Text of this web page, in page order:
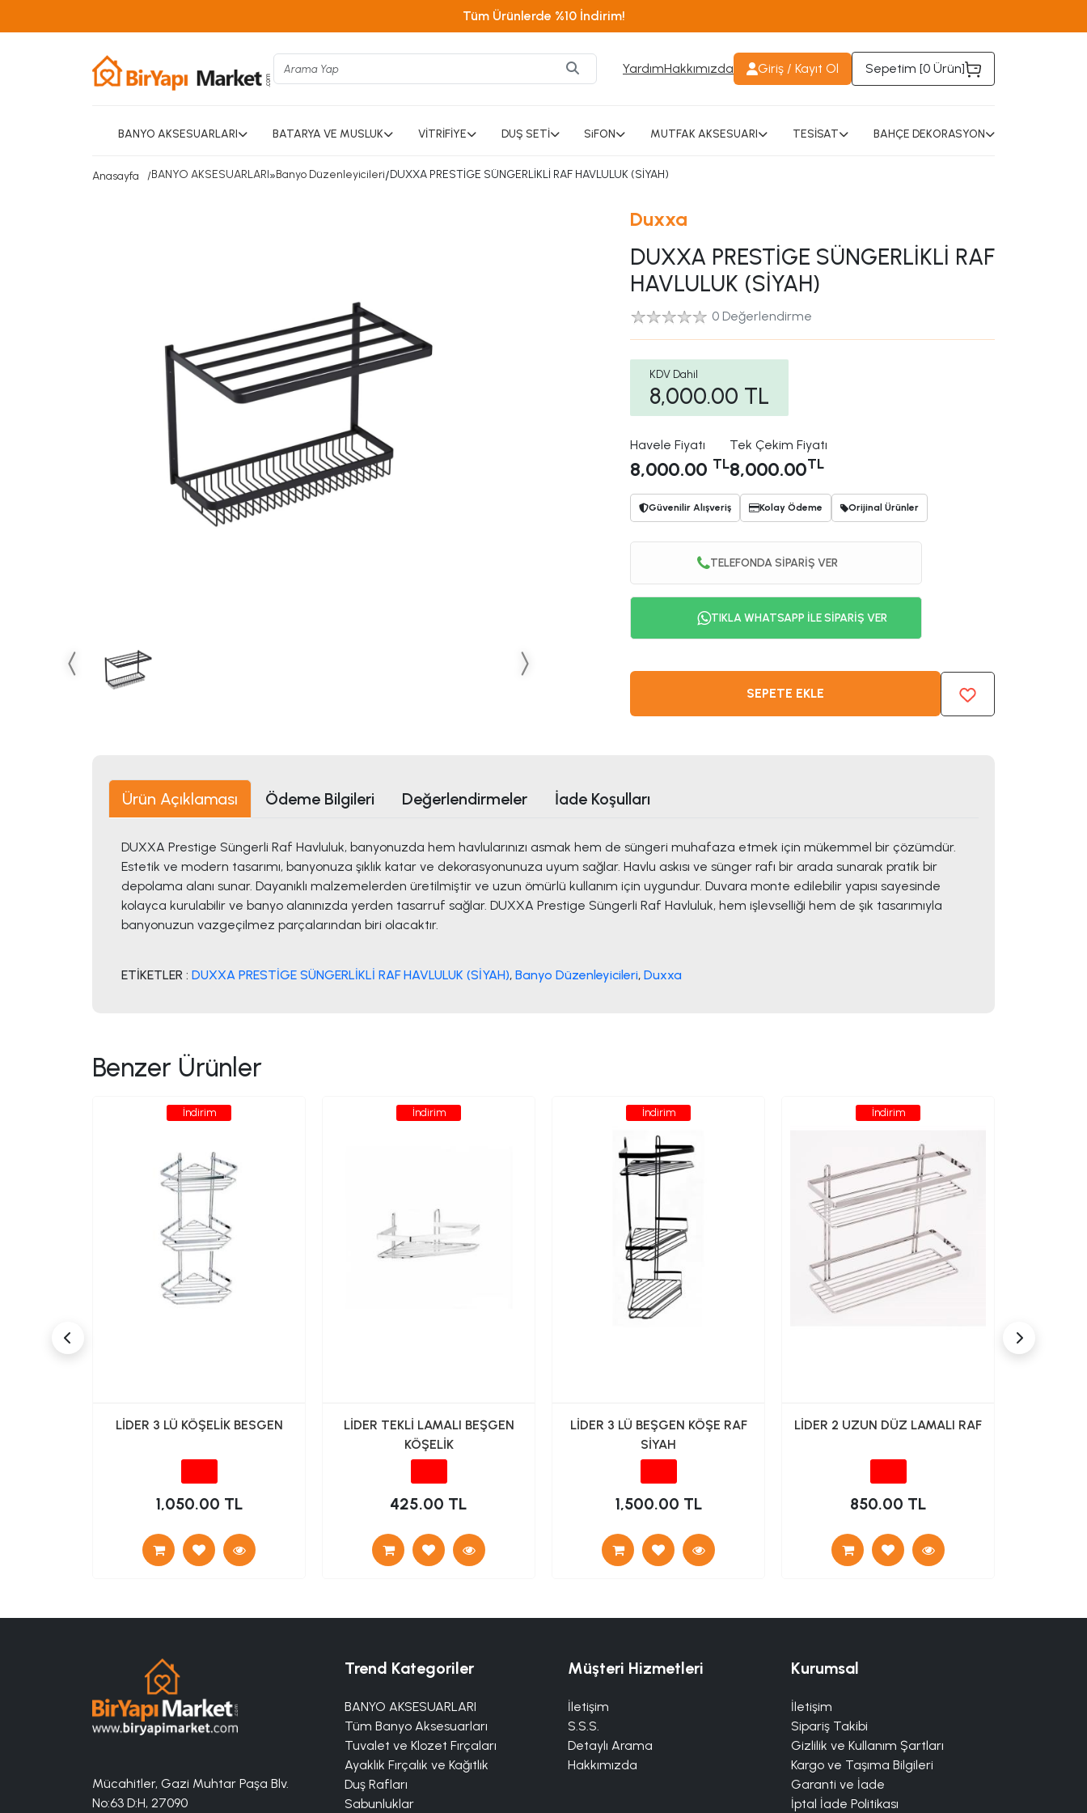
Tüm Ürünlerde %10 İndirim!
YardımHakkımızda Giriş / Kayıt Ol Sepetim [0 Ürün]
BANYO AKSESUARLARI BATARYA VE MUSLUK VİTRİFİYE DUŞ SETİ SiFON MUTFAK AKSESUARI TESİSAT BAHÇE DEKORASYON
Anasayfa BANYO AKSESUARLARI»Banyo Düzenleyicileri/DUXXA PRESTİGE SÜNGERLİKLİ RAF HAVLULUK (SİYAH)
Duxxa
DUXXA PRESTİGE SÜNGERLİKLİ RAF
HAVLULUK (SİYAH)
0 Değerlendirme
KDV Dahil
8,000.00 TL
Havele Fiyatı
8,000.00 TL
Tek Çekim Fiyatı
8,000.00TL
Güvenilir Alışveriş Kolay Ödeme Orijinal Ürünler
TELEFONDA SİPARİŞ VER
TIKLA WHATSAPP İLE SİPARİŞ VER
SEPETE EKLE
Ürün Açıklaması Ödeme Bilgileri Değerlendirmeler İade Koşulları
DUXXA Prestige Süngerli Raf Havluluk, banyonuzda hem havlularınızı asmak hem de süngeri muhafaza etmek için mükemmel bir çözümdür.
Estetik ve modern tasarımı, banyonuza şıklık katar ve dekorasyonunuza uyum sağlar. Havlu askısı ve sünger rafı bir arada sunarak pratik bir
depolama alanı sunar. Dayanıklı malzemelerden üretilmiştir ve uzun ömürlü kullanım için uygundur. Duvara monte edilebilir yapısı sayesinde
kolayca kurulabilir ve banyo alanınızda yerden tasarruf sağlar. DUXXA Prestige Süngerli Raf Havluluk, hem işlevselliği hem de şık tasarımıyla
banyonuzun vazgeçilmez parçalarından biri olacaktır.
ETİKETLER : DUXXA PRESTİGE SÜNGERLİKLİ RAF HAVLULUK (SİYAH), Banyo Düzenleyicileri, Duxxa
Benzer Ürünler
İndirim
LİDER 3 LÜ KÖŞELİK BESGEN
1,050.00 TL
İndirim
LİDER TEKLİ LAMALI BEŞGEN
KÖŞELİK
425.00 TL
İndirim
LİDER 3 LÜ BEŞGEN KÖŞE RAF
SİYAH
1,500.00 TL
İndirim
LİDER 2 UZUN DÜZ LAMALI RAF
850.00 TL
Mücahitler, Gazi Muhtar Paşa Blv.
No:63 D:H, 27090
Trend Kategoriler
BANYO AKSESUARLARI
Tüm Banyo Aksesuarları
Tuvalet ve Klozet Fırçaları
Ayaklık Fırçalık ve Kağıtlık
Duş Rafları
Sabunluklar
Kurumsal
İletişim
Sipariş Takibi
Gizlilik ve Kullanım Şartları
Kargo ve Taşıma Bilgileri
Garanti ve İade
İptal İade Politikası
Müşteri Hizmetleri
İletişim
S.S.S.
Detaylı Arama
Hakkımızda